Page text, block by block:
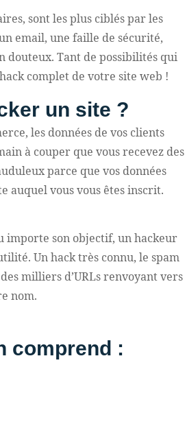
sont les plus ciblés par les
email, une faille de sécurité,
douteux. Tant de possibilités qui
complet de votre site web !
un site ?
les données de vos clients
à couper que vous recevez des
parce que vos données
auquel vous vous êtes inscrit.
importe son objectif, un hackeur
Un hack très connu, le spam
milliers d’URLs renvoyant vers
nom.
comprend :